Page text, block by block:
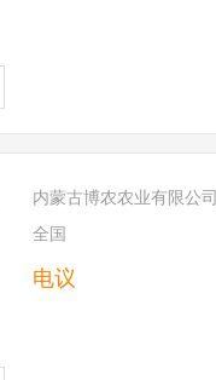
电议
内蒙古博农农业有限公司
全国